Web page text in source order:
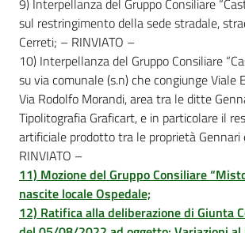
9) Interpellanza del Gruppo Consiliare
sul restringimento della sede stradale,
Cerreti; – RINVIATO –
10) Interpellanza del Gruppo Consiliare
su via comunale (s.n) che congiunge Viale
Via Rodolfo Morandi, area tra le ditte
Tipolitografia Graficart, e in particolare il
artificiale prodotto tra le proprietà Gennari
RINVIATO –
11) Mozione del Gruppo Consiliare
nascite locale Ospedale;
12) Ratifica alla deliberazione di Giunta